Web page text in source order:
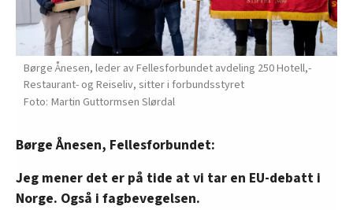
Børge Ånesen, leder av Fellesforbundet avdeling 250 Hotell,-
Restaurant- og Reiseliv, sitter i forbundsstyret
Martin Guttormsen Slørdal
Børge Ånesen, Fellesforbundet:
Jeg mener det er på tide at vi tar en EU-debatt i
Norge. Også i fagbevegelsen.